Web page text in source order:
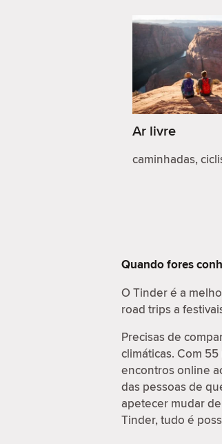
Ar livre
caminhadas,
Quando fores
O Tinder é a
road trips a
Precisas de
climáticas. Com
encontros online
das pessoas de
apetecer mudar
Tinder, tudo é